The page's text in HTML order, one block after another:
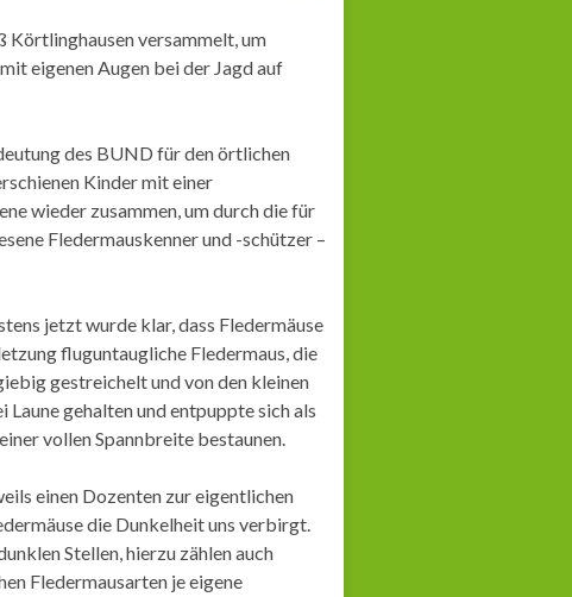
Körtlinghausen versammelt, um
eigenen Augen bei der Jagd auf
des BUND für den örtlichen
Kinder mit einer
wieder zusammen, um durch die für
Fledermauskenner und -schützer –
jetzt wurde klar, dass Fledermäuse
fluguntaugliche Fledermaus, die
gestreichelt und von den kleinen
gehalten und entpuppte sich als
vollen Spannbreite bestaunen.
einen Dozenten zur eigentlichen
die Dunkelheit uns verbirgt.
Stellen, hierzu zählen auch
Fledermausarten je eigene